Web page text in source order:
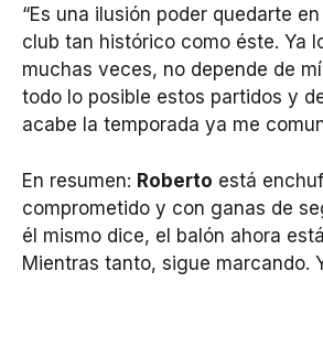
“Es una ilusión poder quedarte en
club tan histórico como éste. Ya
muchas veces, no depende de
todo lo posible estos partidos y
acabe la temporada ya me
En resumen: Roberto está
comprometido y con ganas de
él mismo dice, el balón ahora
Mientras tanto, sigue marcando.